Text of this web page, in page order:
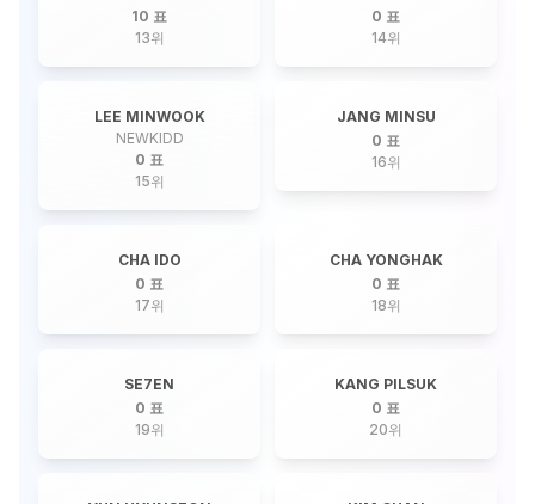
10 표
13위
0 표
14위
LEE MINWOOK
NEWKIDD
0 표
15위
JANG MINSU
0 표
16위
CHA IDO
0 표
17위
CHA YONGHAK
0 표
18위
SE7EN
0 표
19위
KANG PILSUK
0 표
20위